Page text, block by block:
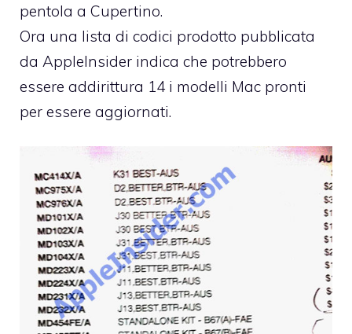
pentola a Cupertino.
Ora una lista di codici prodotto pubblicata
da AppleInsider indica che potrebbero
essere addirittura 14 i modelli Mac pronti
per essere aggiornati.